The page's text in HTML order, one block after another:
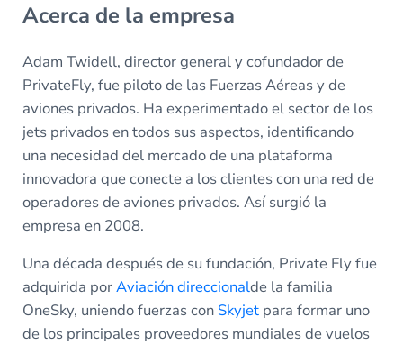
Acerca de la empresa
Adam Twidell, director general y cofundador de
PrivateFly, fue piloto de las Fuerzas Aéreas y de
aviones privados. Ha experimentado el sector de los
jets privados en todos sus aspectos, identificando
una necesidad del mercado de una plataforma
innovadora que conecte a los clientes con una red de
operadores de aviones privados. Así surgió la
empresa en 2008.
Una década después de su fundación, Private Fly fue
adquirida porAviación direccionalde la familia
OneSky, uniendo fuerzas con Skyjetpara formar uno
de los principales proveedores mundiales de vuelos